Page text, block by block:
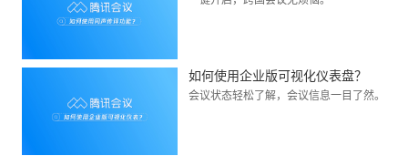
如何使用企业版可视化仪表盘？
会议状态轻松了解，会议信息一目了然。